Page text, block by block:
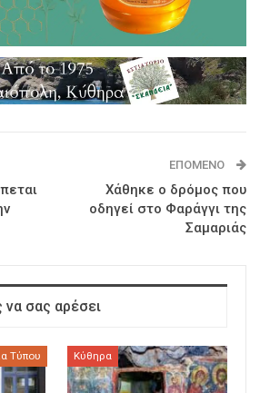
ΕΠΌΜΕΝΟ
Χάθηκε ο δρόμος που
οδηγεί στο Φαράγγι της
Σαμαριάς
σας αρέσει
Τύπου Κύθηρα